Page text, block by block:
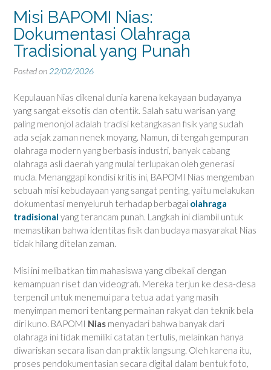
Misi BAPOMI Nias:
Dokumentasi Olahraga
Tradisional yang Punah
Posted on 22/02/2026
Kepulauan Nias dikenal dunia karena kekayaan budayanya
yang sangat eksotis dan otentik. Salah satu warisan yang
paling menonjol adalah tradisi ketangkasan fisik yang sudah
ada sejak zaman nenek moyang. Namun, di tengah gempuran
olahraga modern yang berbasis industri, banyak cabang
olahraga asli daerah yang mulai terlupakan oleh generasi
muda. Menanggapi kondisi kritis ini, BAPOMI Nias mengemban
sebuah misi kebudayaan yang sangat penting, yaitu melakukan
dokumentasi menyeluruh terhadap berbagai olahraga
tradisional yang terancam punah. Langkah ini diambil untuk
memastikan bahwa identitas fisik dan budaya masyarakat Nias
tidak hilang ditelan zaman.
Misi ini melibatkan tim mahasiswa yang dibekali dengan
kemampuan riset dan videografi. Mereka terjun ke desa-desa
terpencil untuk menemui para tetua adat yang masih
menyimpan memori tentang permainan rakyat dan teknik bela
diri kuno. BAPOMI Nias menyadari bahwa banyak dari
olahraga ini tidak memiliki catatan tertulis, melainkan hanya
diwariskan secara lisan dan praktik langsung. Oleh karena itu,
proses pendokumentasian secara digital dalam bentuk foto,